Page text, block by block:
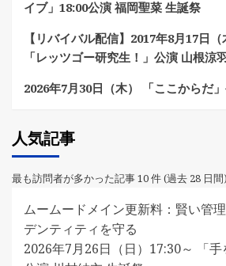
イブ」18:00公演 福岡聖菜 生誕祭
【リバイバル配信】2017年8月17日
「レッツゴー研究生！」公演 山根涼
2026年7月30日（木） 「ここからだ
人気記事
最も訪問者が多かった記事 10 件 (過去 28 日間)
ムームードメイン更新料：賢い管
デンティティを守る
2026年7月26日（日）17:30～ 「手